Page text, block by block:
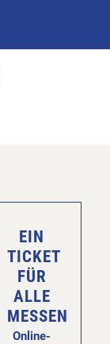
EIN
TICKET
FÜR
ALLE
MESSEN
Online-